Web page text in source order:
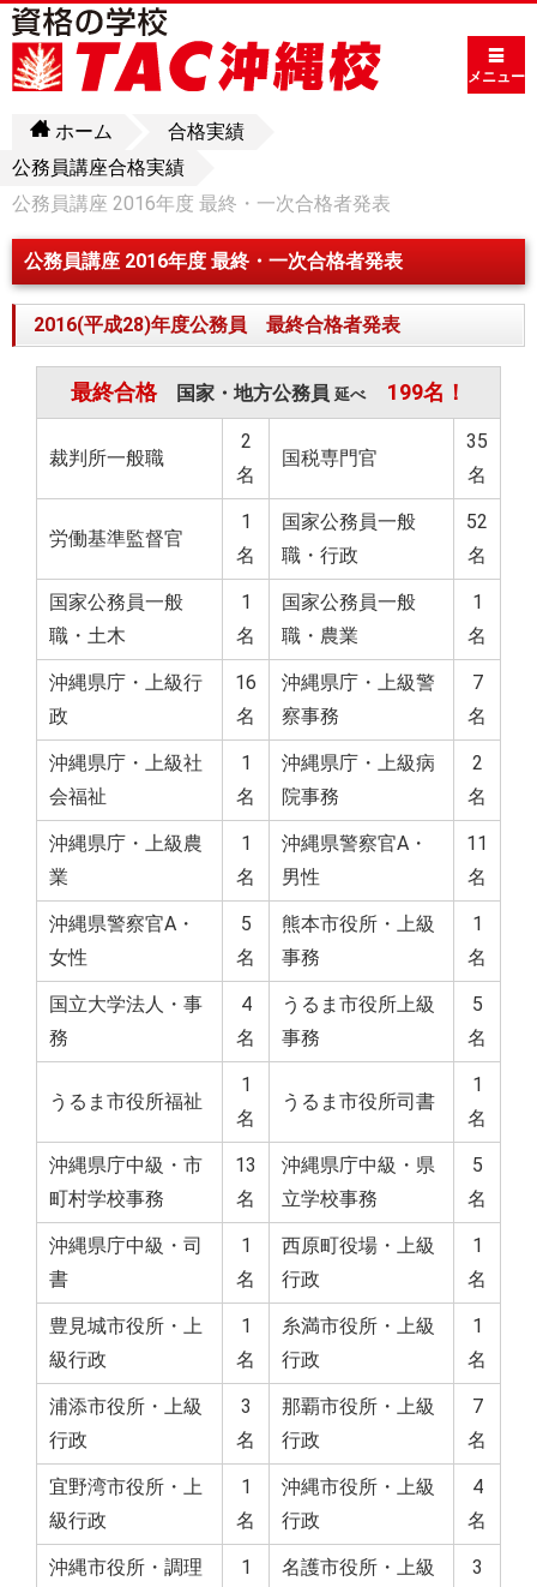
メニュー
ホーム
合格実績
公務員講座合格実績
公務員講座 2016年度 最終・一次合格者発表
公務員講座 2016年度 最終・一次合格者発表
2016(平成28)年度公務員 最終合格者発表
最終合格国家・地方公務員 延べ199名！
裁判所一般職
2
名
国税専門官
35
名
労働基準監督官
1
名
国家公務員一般
職・行政
52
名
国家公務員一般
職・土木
1
名
国家公務員一般
職・農業
1
名
沖縄県庁・上級行
政
16
名
沖縄県庁・上級警
察事務
7
名
沖縄県庁・上級社
会福祉
1
名
沖縄県庁・上級病
院事務
2
名
沖縄県庁・上級農
業
1
名
沖縄県警察官A・
男性
11
名
沖縄県警察官A・
女性
5
名
熊本市役所・上級
事務
1
名
国立大学法人・事
務
4
名
うるま市役所上級
事務
5
名
うるま市役所福祉
1
名
うるま市役所司書
1
名
沖縄県庁中級・市
町村学校事務
13
名
沖縄県庁中級・県
立学校事務
5
名
沖縄県庁中級・司
書
1
名
西原町役場・上級
行政
1
名
豊見城市役所・上
級行政
1
名
糸満市役所・上級
行政
1
名
浦添市役所・上級
行政
3
名
那覇市役所・上級
行政
7
名
宜野湾市役所・上
級行政
1
名
沖縄市役所・上級
行政
4
名
沖縄市役所・調理
1
名護市役所・上級
3